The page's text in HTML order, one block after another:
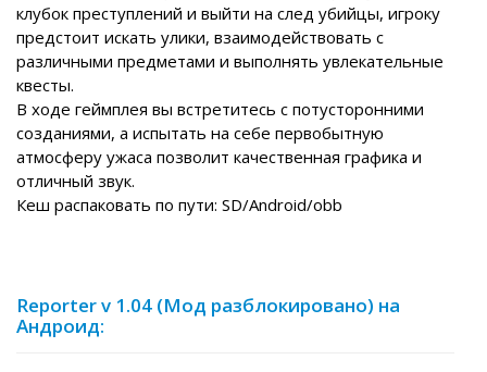
клубок преступлений и выйти на след убийцы, игроку
предстоит искать улики, взаимодействовать с
различными предметами и выполнять увлекательные
квесты.
В ходе геймплея вы встретитесь с потусторонними
созданиями, а испытать на себе первобытную
атмосферу ужаса позволит качественная графика и
отличный звук.
Кеш распаковать по пути: SD/Android/obb
Reporter v 1.04 (Мод разблокировано) на
Андроид: